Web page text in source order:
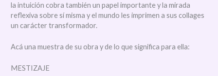
la intuición cobra también un papel importante y la mirada
reflexiva sobre sí misma y el mundo les imprimen a sus collages
un carácter transformador.
Acá una muestra de su obra y de lo que significa para ella:
MESTIZAJE